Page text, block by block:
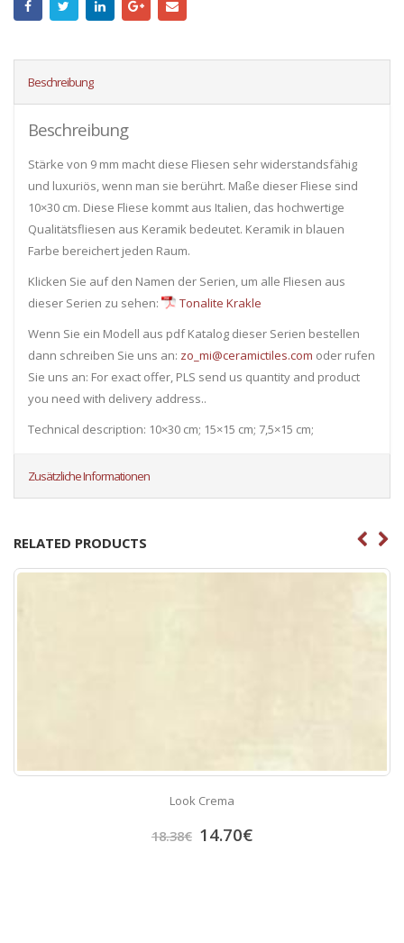
Beschreibung
Beschreibung
Stärke von 9 mm macht diese Fliesen sehr widerstandsfähig
und luxuriös, wenn man sie berührt. Maße dieser Fliese sind
10×30 cm. Diese Fliese kommt aus Italien, das hochwertige
Qualitätsfliesen aus Keramik bedeutet. Keramik in blauen
Farbe bereichert jeden Raum.
Klicken Sie auf den Namen der Serien, um alle Fliesen ​​aus
dieser Serien zu sehen:
Tonalite Krakle
Wenn Sie ein Modell aus pdf Katalog dieser Serien bestellen
dann schreiben Sie uns an: zo_mi@ceramictiles.com oder rufen
Sie uns an: For exact offer, PLS send us quantity and product
you need with delivery address..
Technical description: 10×30 cm; 15×15 cm; 7,5×15 cm;
Zusätzliche Informationen
RELATED PRODUCTS
Look Crema
18.38€ 14.70€